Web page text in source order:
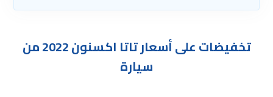
تخفيضات على أسعار تاتا اكسنون 2022 من
سيارة